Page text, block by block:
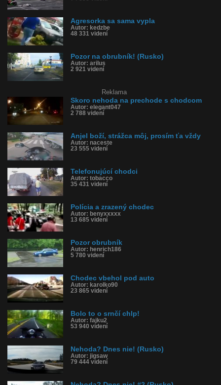
rusko
História sledovanosti videa:
Agresorka sa sama vypla
Autor: kedzbe
48 331 videní
Pozor na obrubník! (Rusko)
Autor: arilus
2 921 videní
Reklama
Skoro nehoda na prechode s chodcom
Autor: elegant047
2 788 videní
Anjel boží, strážca môj, prosím ťa vždy
Autor: naceste
23 555 videní
Telefonujúcí chodci
Autor: tobacco
35 431 videní
Polícia a zrazený chodec
Autor: benyxxxxx
13 685 videní
Pozor obrubník
Autor: henrich186
5 780 videní
Chodec vbehol pod auto
Autor: karolko90
23 865 videní
Bolo to o srnčí chlp!
Autor: fajku2
53 940 videní
Nehoda? Dnes nie! (Rusko)
Autor: jigsaw
79 444 videní